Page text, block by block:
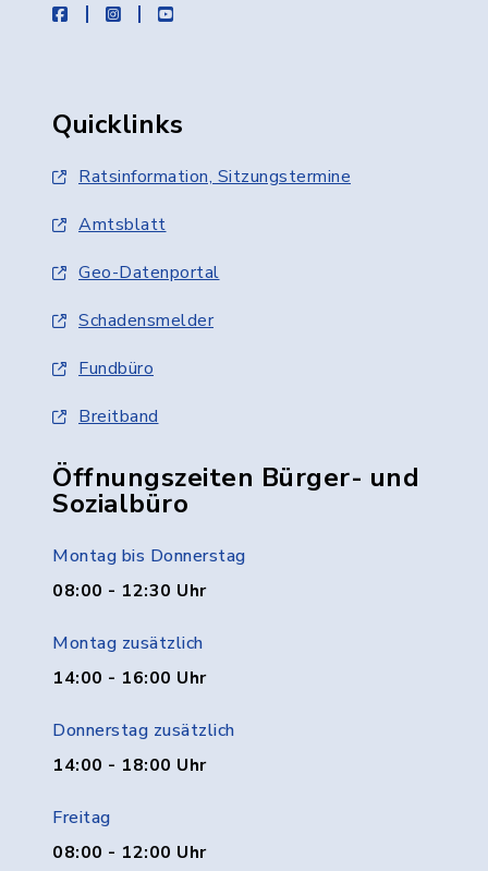
facebookinstagramyoutube
Quicklinks
Ratsinformation, Sitzungstermine
Amtsblatt
Geo-Datenportal
Schadensmelder
Fundbüro
Breitband
Öffnungszeiten Bürger- und
Sozialbüro
Montag bis Donnerstag
08:00 - 12:30 Uhr
Montag zusätzlich
14:00 - 16:00 Uhr
Donnerstag zusätzlich
14:00 - 18:00 Uhr
Freitag
08:00 - 12:00 Uhr